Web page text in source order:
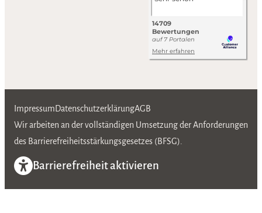
ImpressumDatenschutzerklärungAGB
Wir arbeiten an der vollständigen Umsetzung der Anforderungen
des Barrierefreiheitsstärkungsgesetzes (BFSG).
Barrierefreiheit aktivieren